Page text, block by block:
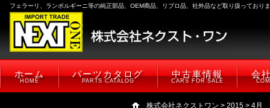
フェラーリ、ランボルギーニ等の純正部品、OEM商品、リプロ品、社外品など取り扱っており
ホーム
HOME
パーツカタログ
PARTS CATALOG
中古車情報
CARS FOR SALE
会
株式会社ネクストワン > 2015 > 4月